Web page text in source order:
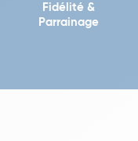
Fidélité &
Parrainage